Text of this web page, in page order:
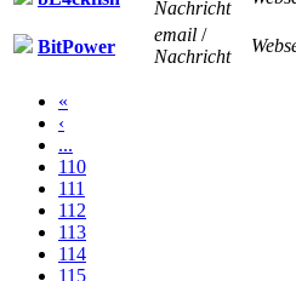
Nachricht
BitPower
email /
Nachricht
«
‹
...
110
111
112
113
114
115